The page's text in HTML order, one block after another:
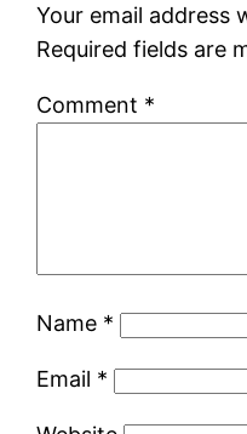
Your email address
Required fields are
Comment *
Name *
Email *